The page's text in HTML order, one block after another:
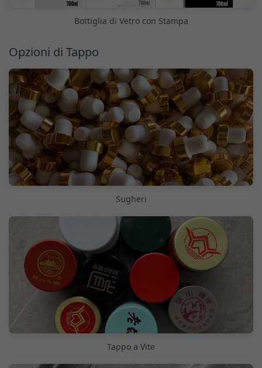
Bottiglia di Vetro con Stampa
Opzioni di Tappo
Sugheri
Tappo a Vite